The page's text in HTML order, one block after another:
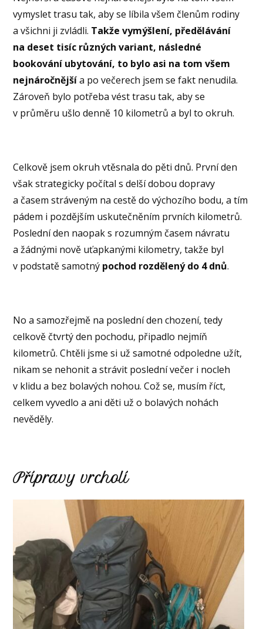
vymyslet trasu tak, aby se líbila všem členům rodiny
a všichni ji zvládli. Takže vymýšlení, předělávání
na deset tisíc různých variant, následné
bookování ubytování, to bylo asi na tom všem
nejnáročnějšía po večerech jsem se fakt nenudila.
Zároveň bylo potřeba vést trasu tak, aby se
v průměru ušlo denně 10 kilometrů a byl to okruh.
Celkově jsem okruh vtěsnala do pěti dnů. První den
však strategicky počítal s delší dobou dopravy
a časem stráveným na cestě do výchozího bodu, a tím
pádem i pozdějším uskutečněním prvních kilometrů.
Poslední den naopak s rozumným časem návratu
a žádnými nově uťapkanými kilometry, takže byl
v podstatě samotný pochod rozdělený do 4 dnů.
No a samozřejmě na poslední den chození, tedy
celkově čtvrtý den pochodu, připadlo nejmíň
kilometrů. Chtěli jsme si už samotné odpoledne užít,
nikam se nehonit a strávit poslední večer i nocleh
v klidu a bez bolavých nohou. Což se, musím říct,
celkem vyvedlo a ani děti už o bolavých nohách
nevěděly.
Přípravy vrcholí